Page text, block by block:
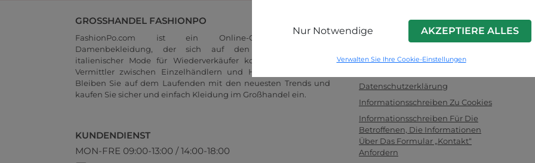
Nur Notwendige AKZEPTIERE ALLES
Verwalten Sie Ihre Cookie-Einstellungen
GROSSHANDEL FASHIONPO
FashionPo.com ist ein Online-Großhändler für
Damenbekleidung, der sich auf den Großhandel mit
italienischer Mode für Wiederverkäufer konzentriert und als
Vermittler zwischen Einzelhändlern und Herstellern fungiert.
Bleiben Sie auf dem Laufenden mit den neuesten Trends und
kaufen Sie sicher und einfach Kleidung im Großhandel ein.
KUNDENDIENST
MON-FRE 09:00-13:00 / 14:00-18:00
F.a.q.
Datenschutzerklärung
Informationsschreiben Zu Cookies
Informationsschreiben Für Die
Betroffenen, Die Informationen
Über Das Formular „Kontakt“
Anfordern